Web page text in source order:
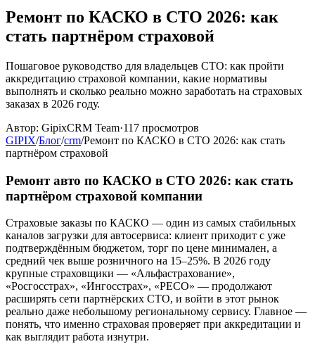
Ремонт по КАСКО в СТО 2026: как
стать партнёром страховой
Пошаговое руководство для владельцев СТО: как пройти
аккредитацию страховой компании, какие нормативы
выполнять и сколько реально можно заработать на страховых
заказах в 2026 году.
Автор: GipixCRM Team·117 просмотров
GIPIX/Блог/crm/Ремонт по КАСКО в СТО 2026: как стать
партнёром страховой
Ремонт авто по КАСКО в СТО 2026: как стать
партнёром страховой компании
Страховые заказы по КАСКО — один из самых стабильных
каналов загрузки для автосервиса: клиент приходит с уже
подтверждённым бюджетом, торг по цене минимален, а
средний чек выше розничного на 15–25%. В 2026 году
крупные страховщики — «Альфастрахование»,
«Росгосстрах», «Ингосстрах», «РЕСО» — продолжают
расширять сети партнёрских СТО, и войти в этот рынок
реально даже небольшому региональному сервису. Главное —
понять, что именно страховая проверяет при аккредитации и
как выглядит работа изнутри.